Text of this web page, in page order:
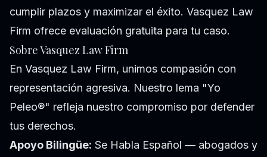
cumplir plazos y maximizar el éxito. Vasquez Law
Firm ofrece evaluación gratuita para tu caso.
Sobre Vasquez Law Firm
En Vasquez Law Firm, unimos compasión con
representación agresiva. Nuestro lema "Yo
Peleo®" refleja nuestro compromiso por defender
tus derechos.
Apoyo Bilingüe: Se Habla Español — abogados y